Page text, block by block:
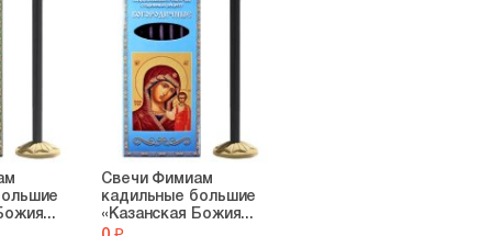
Свечи Фимиам
кадильные большие
«Казанская Божия...